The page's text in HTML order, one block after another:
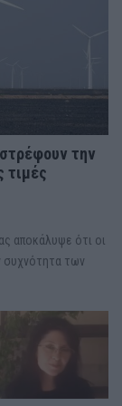
την
τιμές
αποκάλυψε ότι οι
συχνότητα των